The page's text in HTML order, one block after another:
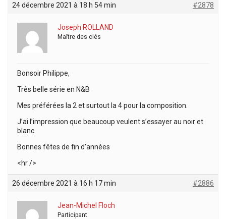
24 décembre 2021 à 18 h 54 min #2878
Joseph ROLLAND
Maître des clés
Bonsoir Philippe,
Très belle série en N&B
Mes préférées la 2 et surtout la 4 pour la composition.
J’ai l’impression que beaucoup veulent s’essayer au noir et
blanc.
Bonnes fêtes de fin d’années
<hr />
26 décembre 2021 à 16 h 17 min #2886
Jean-Michel Floch
Participant